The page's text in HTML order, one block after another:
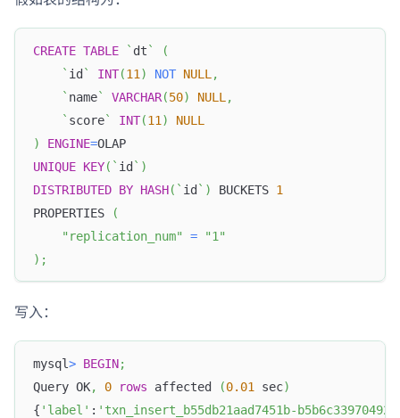
CREATE TABLE ` dt`
(
` id` INT(11 ) NOT NULL ,
` name` VARCHAR(50) NULL ,
` score` INT(11 )
NULL
)
ENGINE=OLAP
UNIQUE KEY( ` id` )
DISTRIBUTED BY HASH( ` id` ) BUCKETS 1
PROPERTIES
(
"replication_num"
=
"1"
) ;
写入：
mysql> BEGIN;
Query OK, 0 rows affected (0.01 sec)
{ 'label' : 'txn_insert_b55db21aad7451b-